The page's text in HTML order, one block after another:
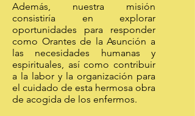
Además, nuestra misión
consistiría en explorar
oportunidades para responder
como Orantes de la Asunción a
las necesidades humanas y
espirituales, así como contribuir
a la labor y la organización para
el cuidado de esta hermosa obra
de acogida de los enfermos.